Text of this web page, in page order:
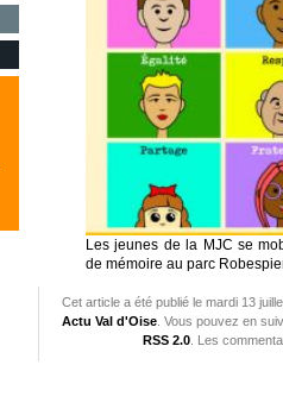
Les jeunes de la MJC se
de mémoire au parc
Cet article a été publié le mardi 13
Actu Val d'Oise . Vous pouvez en
RSS 2.0. Les